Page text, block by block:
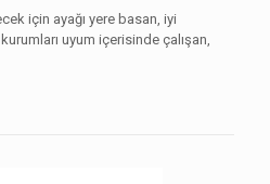
için ayağı yere basan, iyi
uyum içerisinde çalışan,